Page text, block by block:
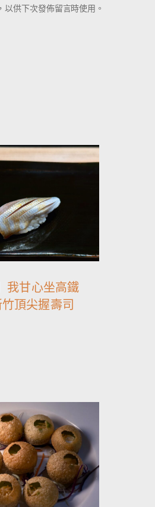
以供下次發佈留言時使用。
我甘心坐高鐵
頂尖握壽司